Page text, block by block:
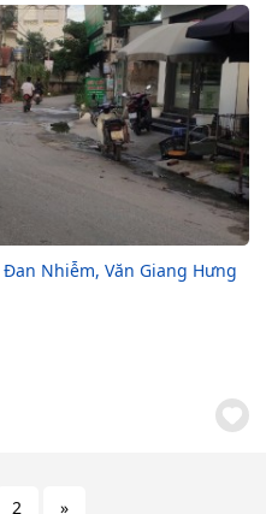
Nhiễm, Văn Giang Hưng
2 »